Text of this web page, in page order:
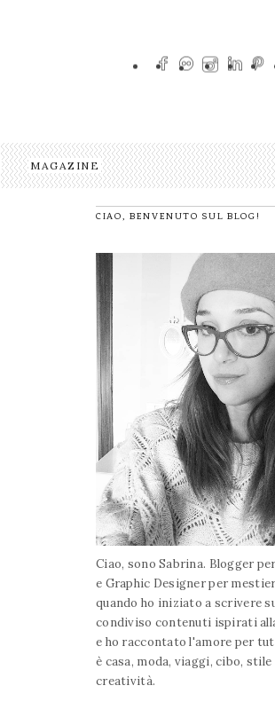
MAGAZINE
CIAO, BENVENUTO SUL BLOG!
Ciao, sono Sabrina. Blogger
e Graphic Designer per
quando ho iniziato a scrivere
condiviso contenuti ispirati
e ho raccontato l'amore per
è casa, moda, viaggi, cibo,
creatività.